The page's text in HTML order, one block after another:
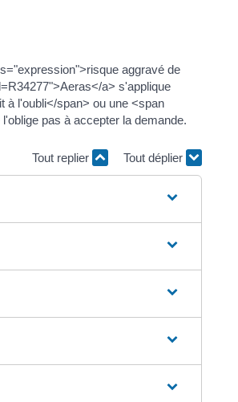
aggravé de
a> s'applique
à l'oubli</span> ou une <span
pas à accepter la demande.
Tout replier Tout déplier